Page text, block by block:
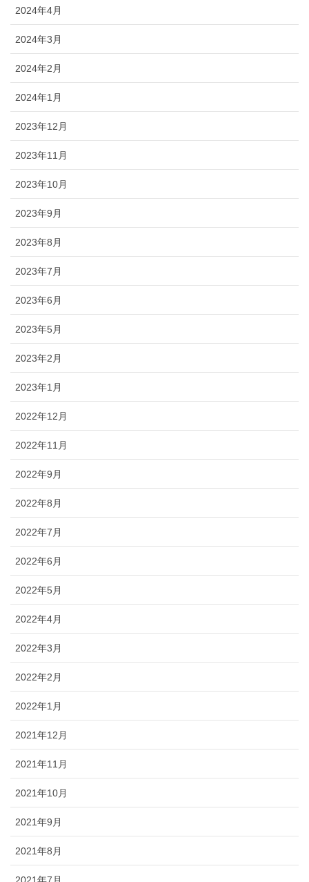
2024年4月
2024年3月
2024年2月
2024年1月
2023年12月
2023年11月
2023年10月
2023年9月
2023年8月
2023年7月
2023年6月
2023年5月
2023年2月
2023年1月
2022年12月
2022年11月
2022年9月
2022年8月
2022年7月
2022年6月
2022年5月
2022年4月
2022年3月
2022年2月
2022年1月
2021年12月
2021年11月
2021年10月
2021年9月
2021年8月